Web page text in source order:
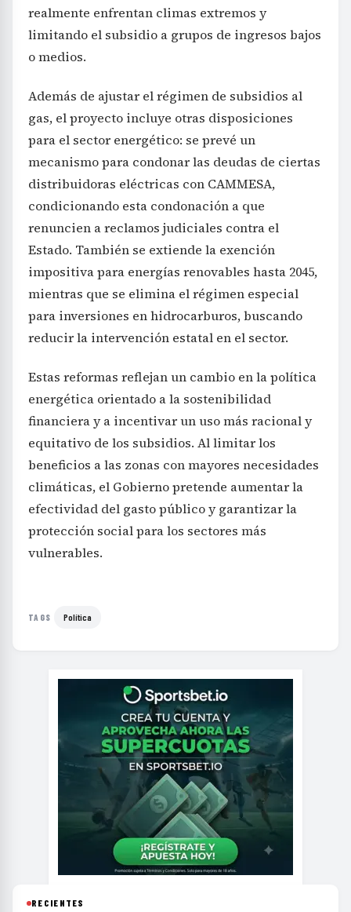
realmente enfrentan climas extremos y
limitando el subsidio a grupos de ingresos bajos
o medios.
Además de ajustar el régimen de subsidios al
gas, el proyecto incluye otras disposiciones
para el sector energético: se prevé un
mecanismo para condonar las deudas de ciertas
distribuidoras eléctricas con CAMMESA,
condicionando esta condonación a que
renuncien a reclamos judiciales contra el
Estado. También se extiende la exención
impositiva para energías renovables hasta 2045,
mientras que se elimina el régimen especial
para inversiones en hidrocarburos, buscando
reducir la intervención estatal en el sector.
Estas reformas reflejan un cambio en la política
energética orientado a la sostenibilidad
financiera y a incentivar un uso más racional y
equitativo de los subsidios. Al limitar los
beneficios a las zonas con mayores necesidades
climáticas, el Gobierno pretende aumentar la
efectividad del gasto público y garantizar la
protección social para los sectores más
vulnerables.
TAGS Política
RECIENTES